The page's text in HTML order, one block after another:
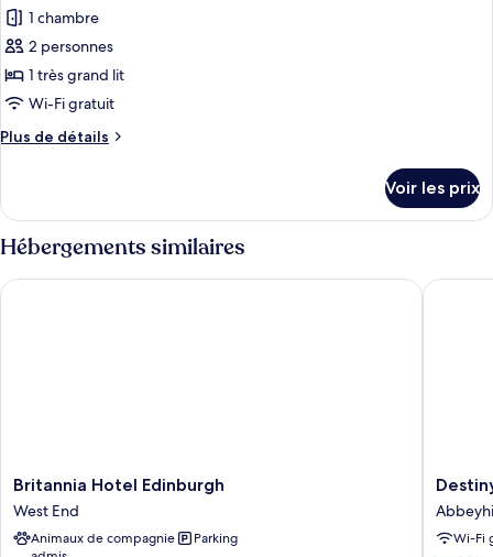
2
Bedrooms,
Terrace
-
Self
Served
pour
ce
type
de
chambre :
Premium
-
Self
Served
1 chambre
2 personnes
1 très grand lit
Wi-Fi gratuit
Plus de détails
Plus
le
type
de
chambre
Premium
Voir les prix
Hébergements similaires
Britannia
Hotel
Edinburgh
West
Britannia Hotel Edinburgh
West End
Animaux de compagnie
Parking
Britannia Hotel Edinburgh
Destiny
Student
-
Burnet
Wi-Fi
Destiny